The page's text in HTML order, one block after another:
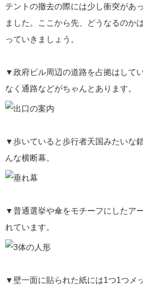
テントの撤去の際には少し衝突があ
ました。ここから先、どうなるのか
っていきましょう。
▼政府ビル周辺の道路を占拠はして
なく通路などがちゃんとあります。
▼歩いていると歩行者天国みたいな
んな横断幕。
▼普通選挙や傘をモチーフにしたア
れています。
▼壁一面に貼られた紙には1つ1つメ